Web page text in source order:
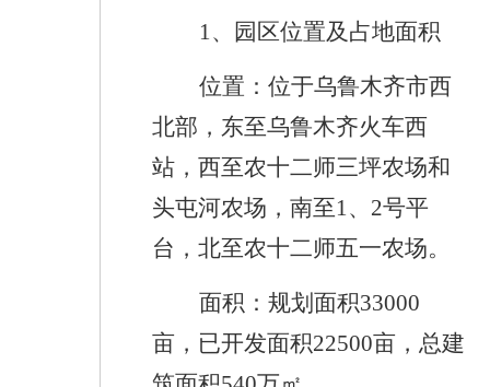
1、 园区位置及占地面积
位置：位于乌鲁木齐市西
北部，东至乌鲁木齐火车西
站，西至农十二师三坪农场和
头屯河农场，南至1、 2号平
台，北至农十二师五一农场。
面积：规划面积33000
亩，已开发面积22500亩，总建